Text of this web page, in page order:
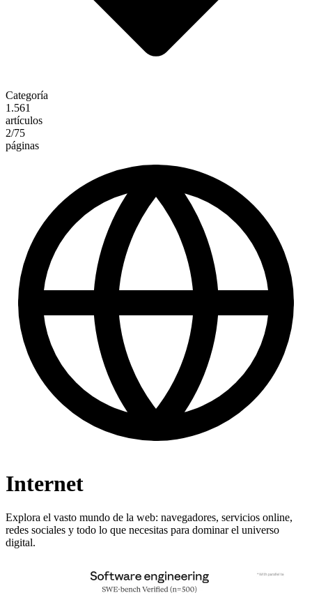
Categoría
1.561
artículos
2/75
páginas
Internet
Explora el vasto mundo de la web: navegadores, servicios online,
redes sociales y todo lo que necesitas para dominar el universo
digital.